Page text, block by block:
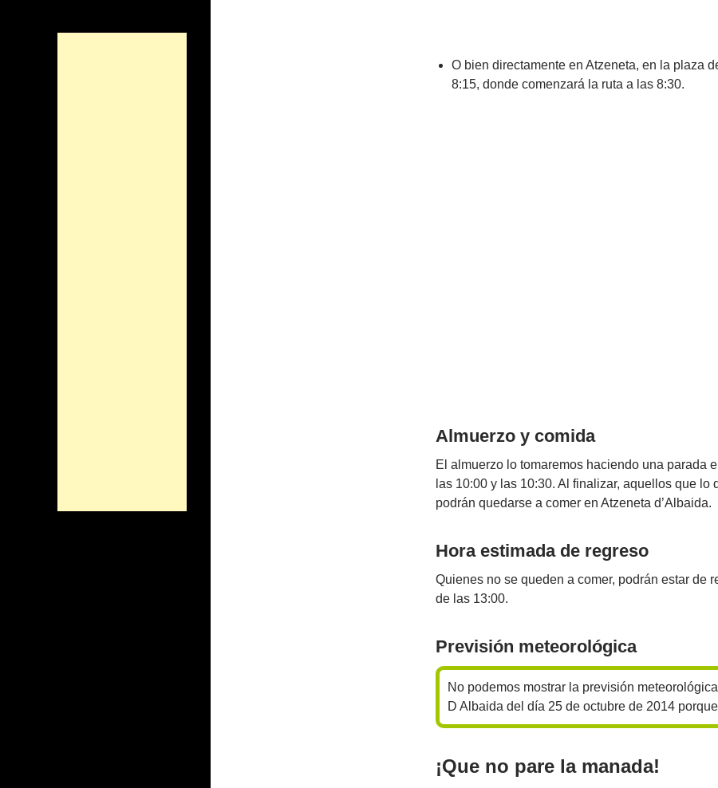
O bien directamente en Atzeneta, en la plaza
8:15, donde comenzará la ruta a las 8:30.
Almuerzo y comida
El almuerzo lo tomaremos haciendo una parada
las 10:00 y las 10:30. Al finalizar, aquellos que lo
podrán quedarse a comer en Atzeneta d’Albaida.
Hora estimada de regreso
Quienes no se queden a comer, podrán estar de
de las 13:00.
Previsión meteorológica
No podemos mostrar la previsión
D Albaida del día 25 de octubre de 2014
¡Que no pare la manada!